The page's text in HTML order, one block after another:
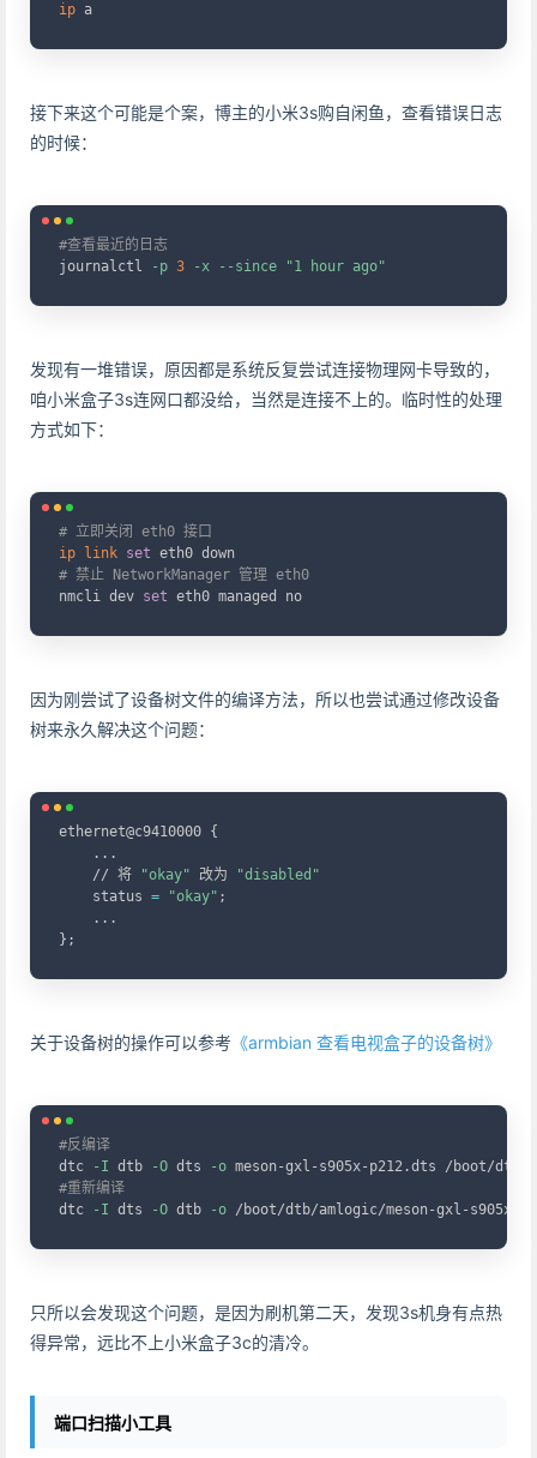
ip a
接下来这个可能是个案，博主的小米3s购自闲鱼，查看错误日志
的时候：
#查看最近的日志
journalctl
-p 3 -x --since "1 hour ago"
发现有一堆错误，原因都是系统反复尝试连接物理网卡导致的，
咱小米盒子3s连网口都没给，当然是连接不上的。临时性的处理
方式如下：
# 立即关闭 eth0 接口
ip
link set
# 禁止 NetworkManager 管理 eth0
nmcli dev set eth0 managed no
因为刚尝试了设备树文件的编译方法，所以也尝试通过修改设备
树来永久解决这个问题：
ethernet@c9410000 {
.. .
    // 将
"okay" 改为
"disabled"
    status
= "okay" ;
..
} ;
关于设备树的操作可以参考 《armbian 查看电视盒子的设备树》
#反编译
dtc
-I dtb -O dts
-o
#重新编译
dtc
-I dts -O dtb -o /boot/dtb/amlogic/meson-gxl-s905x-
只所以会发现这个问题，是因为刷机第二天，发现3s机身有点热
得异常，远比不上小米盒子3c的清冷。
端口扫描小工具